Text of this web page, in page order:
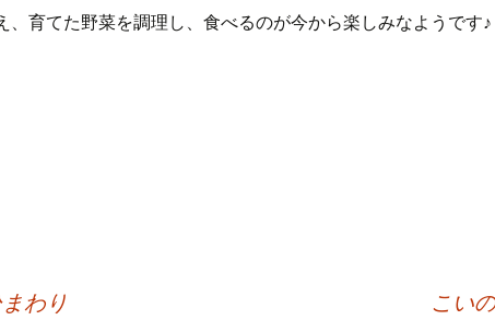
、育てた野菜を調理し、食べるのが今から楽しみなようです♪
わり こい